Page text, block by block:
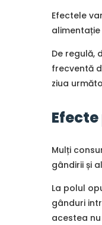
Efectele
De regulă,
frecventă
ziua
Mulți
gândirii și
La polul
gânduri
acestea